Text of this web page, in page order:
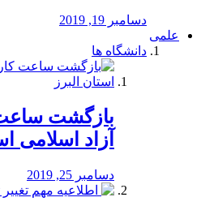
دسامبر 19, 2019
علمی
دانشگاه ها
بازگشت
آزاد اسلامی
دسامبر 25, 2019